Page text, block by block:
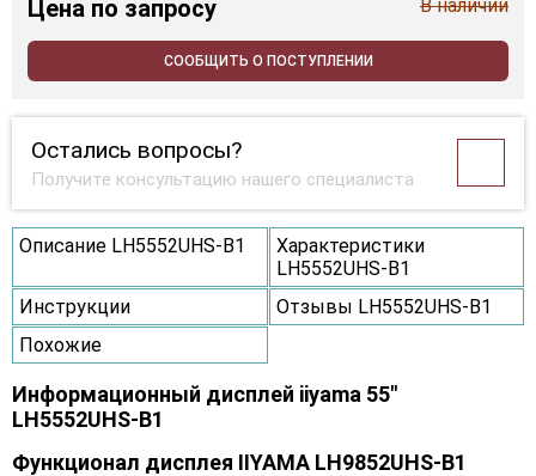
Цена по запросу В наличии
СООБЩИТЬ О ПОСТУПЛЕНИИ
Остались вопросы?
Получите консультацию нашего специалиста
Описание LH5552UHS-B1
Характеристики
LH5552UHS-B1
Инструкции
Отзывы LH5552UHS-B1
Похожие
Информационный дисплей iiyama 55"
LH5552UHS-B1
Функционал дисплея IIYAMA LH9852UHS-B1